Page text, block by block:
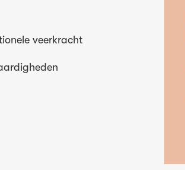
veerkracht